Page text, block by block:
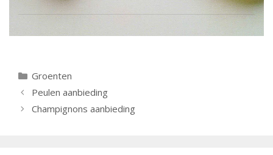
Categorieën
Groenten
Berichtnavigatie
Peulen aanbieding
Champignons aanbieding